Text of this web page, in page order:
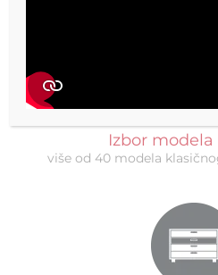
Izbor
više od 40 modela